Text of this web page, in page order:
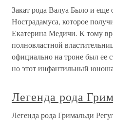
Закат рода Валуа Было и еще
Нострадамуса, которое
Екатерина Медичи. К тому
полновластной
официально на троне был
но этот инфантильный
Легенда рода
Легенда рода Гримальди